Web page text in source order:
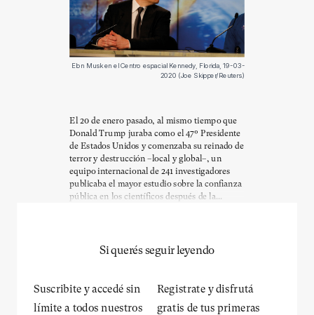
Elon Musk en el Centro espacial Kennedy, Florida, 19-03-
2020 (Joe Skipper/Reuters)
El 20 de enero pasado, al mismo tiempo que
Donald Trump juraba como el 47º Presidente
de Estados Unidos y comenzaba su reinado de
terror y destrucción –local y global–, un
equipo internacional de 241 investigadores
publicaba el mayor estudio sobre la confianza
pública en los científicos después de la...
Si querés seguir leyendo
Suscribite y accedé sin
límite a todos nuestros
Registrate y disfrutá
gratis de tus primeras